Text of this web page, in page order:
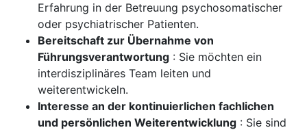
Erfahrung in der Betreuung psychosomatischer
oder psychiatrischer Patienten.
Bereitschaft zur Übernahme von
Führungsverantwortung : Sie möchten ein
interdisziplinäres Team leiten und
weiterentwickeln.
Interesse an der kontinuierlichen fachlichen
und persönlichen Weiterentwicklung : Sie sind